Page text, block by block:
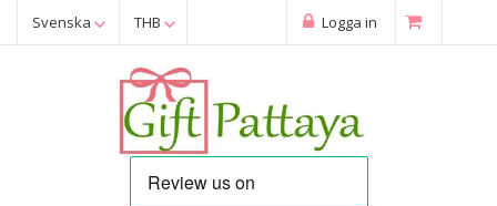
Svenska THB Logga in